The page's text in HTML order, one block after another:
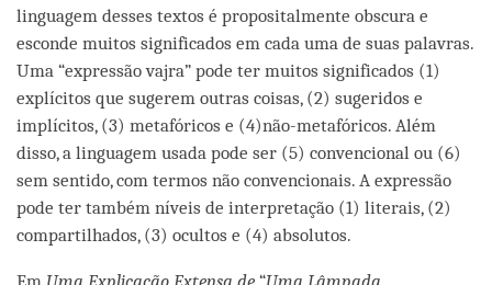
linguagem desses textos é propositalmente obscura e
esconde muitos significados em cada uma de suas palavras.
Uma “expressão vajra” pode ter muitos significados (1)
explícitos que sugerem outras coisas, (2) sugeridos e
implícitos, (3) metafóricos e (4)não-metafóricos. Além
disso, a linguagem usada pode ser (5) convencional ou (6)
sem sentido, com termos não convencionais. A expressão
pode ter também níveis de interpretação (1) literais, (2)
compartilhados, (3) ocultos e (4) absolutos.